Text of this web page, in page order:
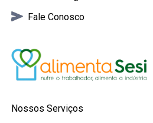
Fale Conosco
Nossos Serviços